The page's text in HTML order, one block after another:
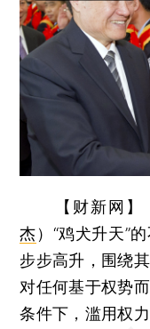
【财新网
杰） “鸡犬升天”的
步步高升，围绕
对任何基于权势
条件下，滥用权